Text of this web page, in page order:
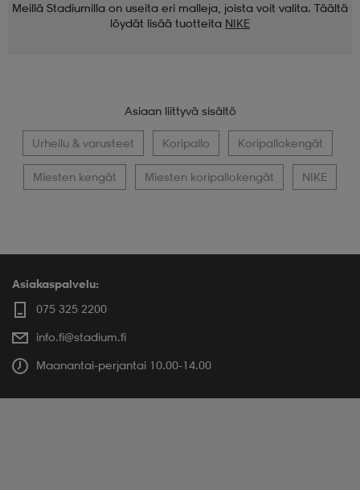
Meillä Stadiumilla on useita eri malleja, joista voit valita. Täältä
löydät lisää tuotteita NIKE
Asiaan liittyvä sisältö
Urheilu & varusteet Koripallo Koripallokengät
Miesten kengät Miesten koripallokengät NIKE
Asiakaspalvelu:
075 325 2200
info.fi@stadium.fi
Maanantai-perjantai 10.00-14.00